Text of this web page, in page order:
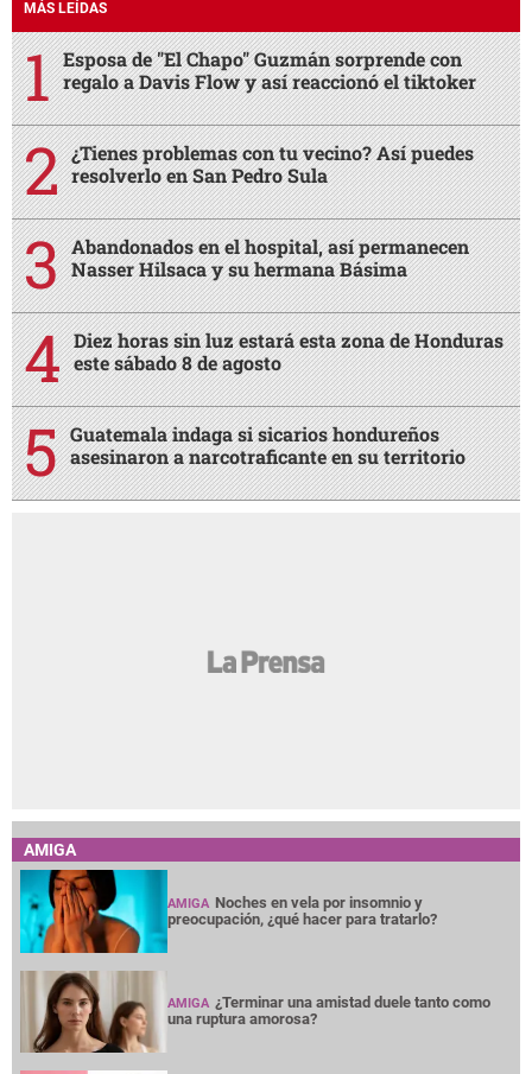
MÁS LEÍDAS
Esposa de "El Chapo" Guzmán sorprende con
regalo a Davis Flow y así reaccionó el tiktoker
¿Tienes problemas con tu vecino? Así puedes
resolverlo en San Pedro Sula
Abandonados en el hospital, así permanecen
Nasser Hilsaca y su hermana Básima
Diez horas sin luz estará esta zona de Honduras
este sábado 8 de agosto
Guatemala indaga si sicarios hondureños
asesinaron a narcotraficante en su territorio
AMIGA
AMIGA Noches en vela por insomnio y
preocupación, ¿qué hacer para tratarlo?
AMIGA ¿Terminar una amistad duele tanto como
una ruptura amorosa?